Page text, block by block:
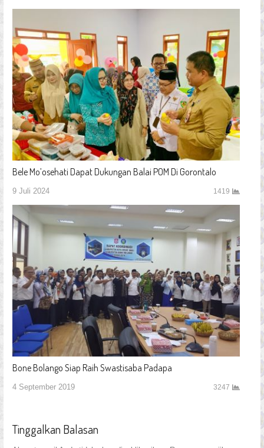
Bele Mo’osehati Dapat Dukungan Balai POM Di Gorontalo
9 Juli 2024 1419
Bone Bolango Siap Raih Swastisaba Padapa
4 September 2019 3247
Tinggalkan Balasan